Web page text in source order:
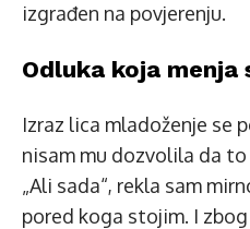
izgrađen na povjerenju.
Odluka koja menja
Izraz lica mladoženje se
nisam mu dozvolila da
„Ali sada“, rekla sam
pored koga stojim. I